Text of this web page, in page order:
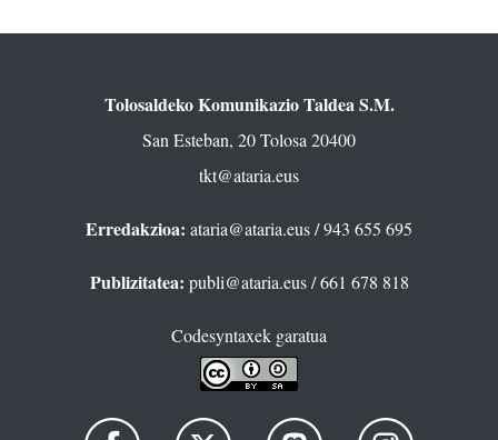
Tolosaldeko Komunikazio Taldea S.M.
San Esteban, 20 Tolosa 20400
tkt@ataria.eus
Erredakzioa: ataria@ataria.eus/ 943 655 695
Publizitatea: publi@ataria.eus/ 661 678 818
Codesyntaxek garatua